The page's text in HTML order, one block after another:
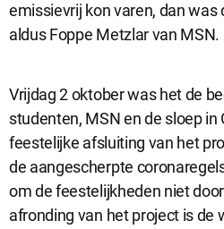
emissievrij kon varen, dan was
aldus Foppe Metzlar van MSN.
Vrijdag 2 oktober was het de
studenten, MSN en de sloep in
feestelijke afsluiting van het
de aangescherpte
om de feestelijkheden niet
afronding van het project is de